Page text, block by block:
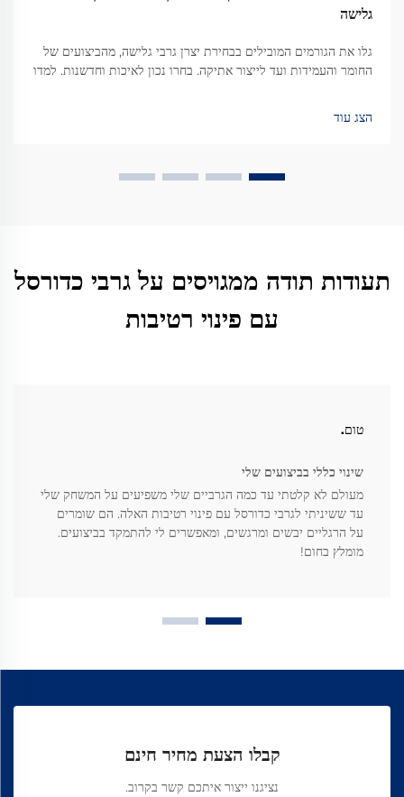
גלישה
גלו את הגורמים המובילים בבחירת יצרן גרבי גלישה, מהביצועים של
החומר והעמידות ועד לייצור אתיקה. בחרו נכון לאיכות וחדשנות. למדו
הצג עוד
תעודות תודה ממגויסים על גרבי כדורסל
עם פינוי רטיבות
טום.
שינוי כללי בביצועים שלי
מעולם לא קלטתי עד כמה הגרביים שלי משפיעים על המשחק שלי
עד ששיניתי לגרבי כדורסל עם פינוי רטיבות האלה. הם שומרים
על הרגליים יבשים ומרגשים, ומאפשרים לי להתמקד בביצועים.
מומלץ בחום!
קבלו הצעת מחיר חינם
נציגנו ייצור איתכם קשר בקרוב.